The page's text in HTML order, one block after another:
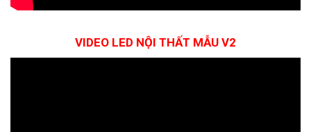
VIDEO LED NỘI THẤT MẪU V2